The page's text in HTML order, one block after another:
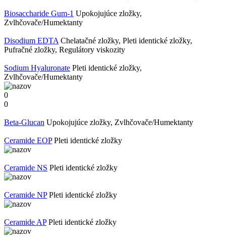
Biosaccharide Gum-1 Upokojujúce zložky,
Zvlhčovače/Humektanty
Disodium EDTA Chelatačné zložky, Pleti identické zložky,
Pufračné zložky, Regulátory viskozity
Sodium Hyaluronate Pleti identické zložky,
Zvlhčovače/Humektanty
0
0
Beta-Glucan Upokojujúce zložky, Zvlhčovače/Humektanty
Ceramide EOP Pleti identické zložky
Ceramide NS Pleti identické zložky
Ceramide NP Pleti identické zložky
Ceramide AP Pleti identické zložky